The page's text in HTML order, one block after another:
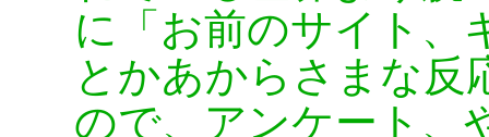
に「お前のサイト、
とかあからさまな反
ので、アンケート、